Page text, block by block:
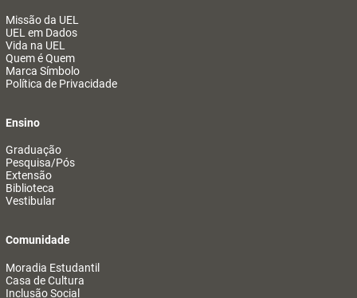
Missão da UEL
UEL em Dados
Vida na UEL
Quem é Quem
Marca Símbolo
Política de Privacidade
Ensino
Graduação
Pesquisa/Pós
Extensão
Biblioteca
Vestibular
Comunidade
Moradia Estudantil
Casa de Cultura
Inclusão Social